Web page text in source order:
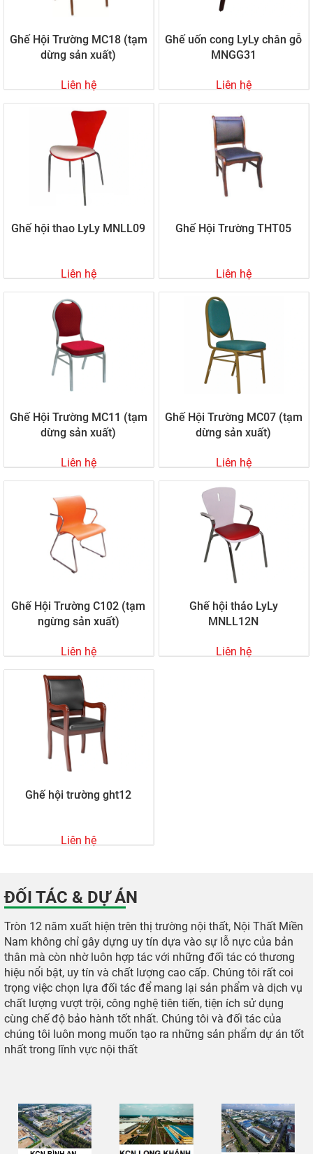
Ghế Hội Trường MC18 (tạm
dừng sản xuất)
Liên hệ
Ghế uốn cong LyLy chân gỗ
MNGG31
Liên hệ
Ghế hội thao LyLy MNLL09
Liên hệ
Ghế Hội Trường THT05
Liên hệ
Ghế Hội Trường MC11 (tạm
dừng sản xuất)
Liên hệ
Ghế Hội Trường MC07 (tạm
dừng sản xuất)
Liên hệ
Ghế Hội Trường C102 (tạm
ngừng sản xuất)
Liên hệ
Ghế hội thảo LyLy
MNLL12N
Liên hệ
Ghế hội trường ght12
Liên hệ
ĐỐI TÁC & DỰ ÁN
Tròn 12 năm xuất hiện trên thị trường nội thất, Nội Thất Miền
Nam không chỉ gây dựng uy tín dựa vào sự lỗ nực của bản
thân mà còn nhờ luôn hợp tác với những đối tác có thương
hiệu nổi bật, uy tín và chất lượng cao cấp. Chúng tôi rất coi
trọng việc chọn lựa đối tác để mang lại sản phẩm và dịch vụ
chất lượng vượt trội, công nghệ tiên tiến, tiện ích sử dụng
cùng chế độ bảo hành tốt nhất. Chúng tôi và đối tác của
chúng tôi luôn mong muốn tạo ra những sản phẩm dự án tốt
nhất trong lĩnh vực nội thất